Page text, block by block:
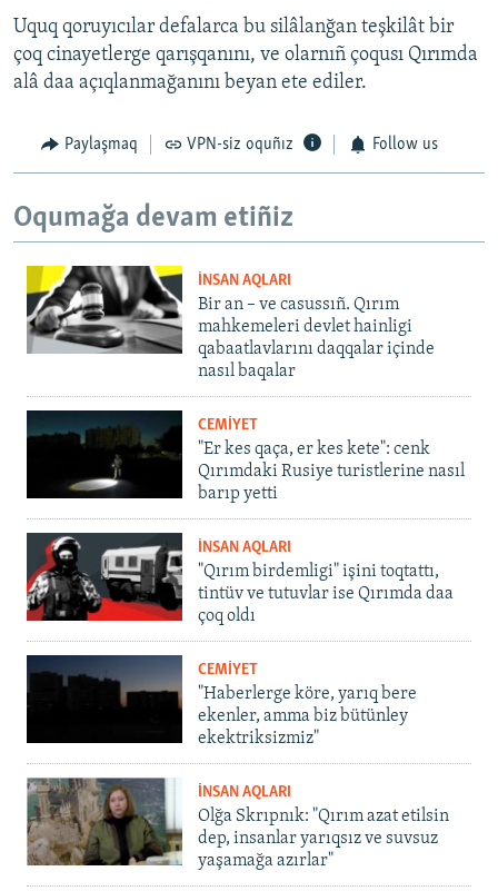
Uquq qoruyıcılar defalarca bu silâlanğan teşkilât bir
çoq cinayetlerge qarışqanını, ve olarnıñ çoqusı Qırımda
alâ daa açıqlanmağanını beyan ete ediler.
Paylaşmaq VPN-siz oquñız Follow us
Oqumağa devam etiñiz
İNSAN AQLARI
Bir an – ve casussıñ. Qırım
mahkemeleri devlet hainligi
qabaatlavlarını daqqalar içinde
nasıl baqalar
CEMİYET
"Er kes qaça, er kes kete": cenk
Qırımdaki Rusiye turistlerine nasıl
barıp yetti
İNSAN AQLARI
"Qırım birdemligi" işini toqtattı,
tintüv ve tutuvlar ise Qırımda daa
çoq oldı
CEMİYET
"Haberlerge köre, yarıq bere
ekenler, amma biz bütünley
ekektriksizmiz"
İNSAN AQLARI
Olğa Skrıpnık: "Qırım azat etilsin
dep, insanlar yarıqsız ve suvsuz
yaşamağa azırlar"